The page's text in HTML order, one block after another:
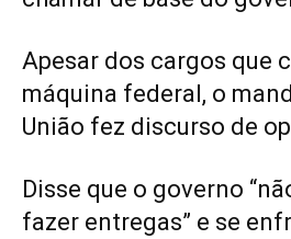
Apesar dos cargos que
máquina federal, o
União fez discurso de
Disse que o governo
fazer entregas” e se